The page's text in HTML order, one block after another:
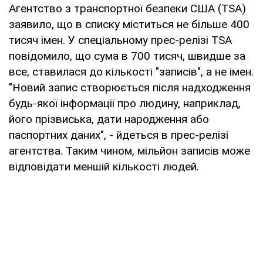
Агентство з транспортної безпеки США (TSA)
заявило, що в списку міститься не більше 400
тисяч імен. У спеціальному прес-релізі TSA
повідомило, що сума в 700 тисяч, швидше за
все, ставилася до кількості "записів", а не імен.
"Новий запис створюється після надходження
будь-якої інформації про людину, наприклад,
його прізвиська, дати народження або
паспортних даних", - йдеться в прес-релізі
агентства. Таким чином, мільйон записів може
відповідати меншій кількості людей.